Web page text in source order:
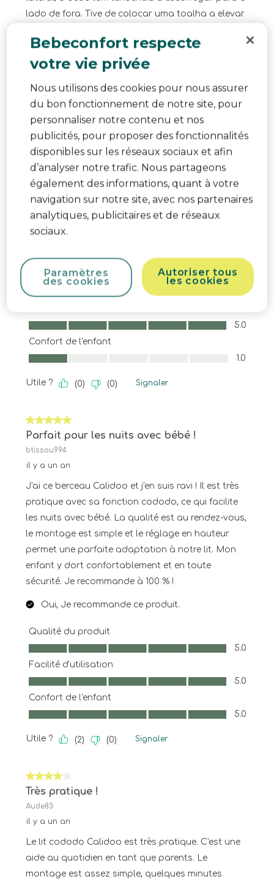
lado de fora. Tive de colocar uma toalha a elevar
desconfortável… muito duro Tive de comprar um
colechao a parte mais macio o meu bebé não
Les plus du produit Design
Non, Je ne recommande pas ce produit.
Qualité du produit
Qualité du produit, 3.0 sur 5
3.0
Facilité d'utilisation, 5.0 sur 5
5.0
Confort de l'enfant
Confort de l'enfant, 1.0 sur 5
1.0
Utile ? (0) (0) Signaler
5 sur 5 étoiles.
Parfait pour les nuits avec bébé !
btissou994
il y a un an
J'ai ce berceau Calidoo et j'en suis ravi ! Il est très
pratique avec sa fonction cododo, ce qui facilite
les nuits avec bébé. La qualité est au rendez-vous,
le montage est simple et le réglage en hauteur
permet une parfaite adaptation à notre lit. Mon
enfant y dort confortablement et en toute
sécurité. Je recommande à 100 % !
Oui, Je recommande ce produit.
Qualité du produit
Qualité du produit, 5.0 sur 5
5.0
Facilité d'utilisation
Facilité d'utilisation, 5.0 sur 5
5.0
Confort de l'enfant
Confort de l'enfant, 5.0 sur 5
5.0
Utile ? (2) (0) Signaler
4 sur 5 étoiles.
Très pratique !
Aude83
il y a un an
Le lit cododo Calidoo est très pratique. C'est une
aide au quotidien en tant que parents. Le
montage est assez simple, quelques minutes
Bebeconfort respecte
votre vie privée
Nous utilisons des cookies pour nous assurer
du bon fonctionnement de notre site, pour
personnaliser notre contenu et nos
publicités, pour proposer des fonctionnalités
disponibles sur les réseaux sociaux et afin
d’analyser notre trafic. Nous partageons
également des informations, quant à votre
navigation sur notre site, avec nos partenaires
analytiques, publicitaires et de réseaux
sociaux.
Autoriser tous
les cookies
Paramètres
des cookies